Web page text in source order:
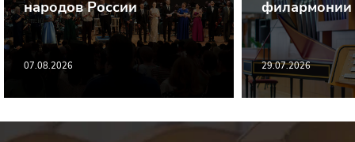
народов России
07.08.2026
филармонии
29.07.2026